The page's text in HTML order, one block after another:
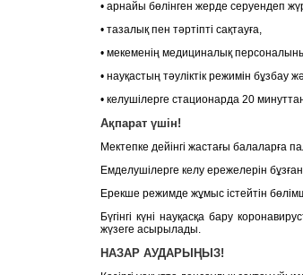
• арнайы бөлінген жерде серуендеп
• тазалық пен тәртіпті сақтауға,
• мекеменің медициналық
• науқастың тәуліктік режимін бұзбау
• келушілерге стационарда 20
Ақпарат үшін!
Мектепке дейінгі жастағы балаларға
Емделушілерге келу ережелерін
Ерекше режимде жұмыс істейтін
Бүгінгі күні науқасқа бару
жүзеге асырылады.
НАЗАР АУДАРЫҢЫЗ!